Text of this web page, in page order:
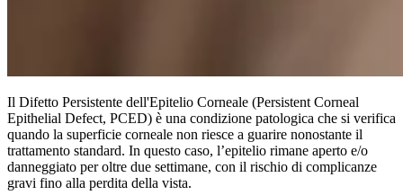
Il Difetto Persistente dell'Epitelio Corneale (Persistent Corneal
Epithelial Defect, PCED) è una condizione patologica che si verifica
quando la superficie corneale non riesce a guarire nonostante il
trattamento standard. In questo caso, l’epitelio rimane aperto e/o
danneggiato per oltre due settimane, con il rischio di complicanze
gravi fino alla perdita della vista.